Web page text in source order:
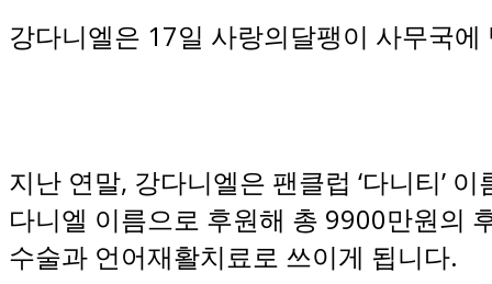
강다니엘은 17일 사랑의달팽이 사무국
지난 연말, 강다니엘은 팬클럽 ‘다니티’
다니엘 이름으로 후원해 총 9900만원의
수술과 언어재활치료로 쓰이게 됩니다.